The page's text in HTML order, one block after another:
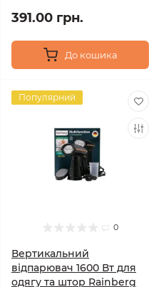
391.00 грн.
До кошика
Популярний
0
Вертикальний
відпарювач 1600 Вт для
одягу та штор Rainberg